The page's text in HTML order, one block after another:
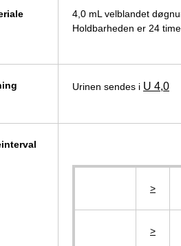
4,0 mL velblandet
Holdbarheden er 24
Urinen sendes i U 4,0
>
>